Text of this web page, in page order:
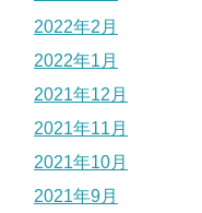
2022年2月
2022年1月
2021年12月
2021年11月
2021年10月
2021年9月